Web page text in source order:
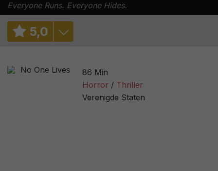
Everyone Runs. Everyone Hides.
5,0
6,0/ 27178
43%
86 Min
Horror
Thriller
Verenigde Staten